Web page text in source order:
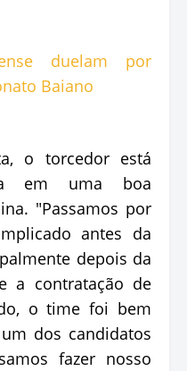
o torcedor está
em uma boa
"Passamos por
antes da
depois da
a contratação de
o time foi bem
dos candidatos
fazer nosso